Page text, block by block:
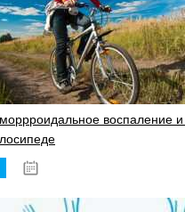
воспаление и